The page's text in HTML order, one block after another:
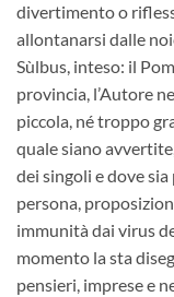
divertimento o
allontanarsi dalle
Sùlbus, inteso: il
provincia, l’Autore
piccola, né troppo
quale siano
dei singoli e dove
persona,
immunità dai virus
momento la sta
pensieri, imprese e